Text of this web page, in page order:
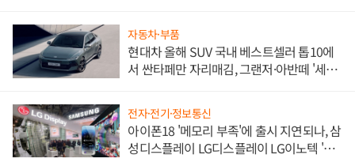
자동차·부품
현대차 올해 SUV 국내 베스트셀러 톱10에
서 싼타페만 자리매김, 그랜저·아반떼 '세단
전자·전기·정보통신
아이폰18 '메모리 부족'에 출시 지연되나, 삼
성디스플레이 LG디스플레이 LG이노텍 '탈